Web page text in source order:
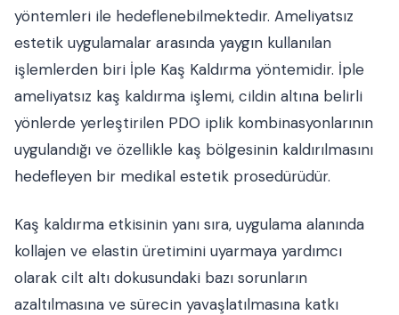
yöntemleri ile hedeflenebilmektedir. Ameliyatsız
estetik uygulamalar arasında yaygın kullanılan
işlemlerden biri İple Kaş Kaldırma yöntemidir. İple
ameliyatsız kaş kaldırma işlemi, cildin altına belirli
yönlerde yerleştirilen PDO iplik kombinasyonlarının
uygulandığı ve özellikle kaş bölgesinin kaldırılmasını
hedefleyen bir medikal estetik prosedürüdür.
Kaş kaldırma etkisinin yanı sıra, uygulama alanında
kollajen ve elastin üretimini uyarmaya yardımcı
olarak cilt altı dokusundaki bazı sorunların
azaltılmasına ve sürecin yavaşlatılmasına katkı